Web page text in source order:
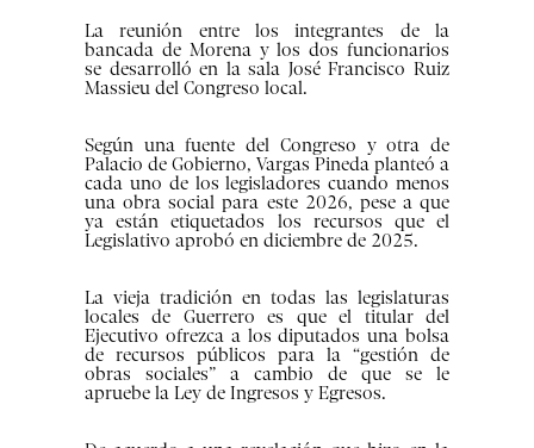
La reunión entre los integrantes de la
bancada de Morena y los dos funcionarios
se desarrolló en la sala José Francisco Ruiz
Massieu del Congreso local.
Según una fuente del Congreso y otra de
Palacio de Gobierno, Vargas Pineda planteó a
cada uno de los legisladores cuando menos
una obra social para este 2026, pese a que
ya están etiquetados los recursos que el
Legislativo aprobó en diciembre de 2025.
La vieja tradición en todas las legislaturas
locales de Guerrero es que el titular del
Ejecutivo ofrezca a los diputados una bolsa
de recursos públicos para la “gestión de
obras sociales” a cambio de que se le
apruebe la Ley de Ingresos y Egresos.